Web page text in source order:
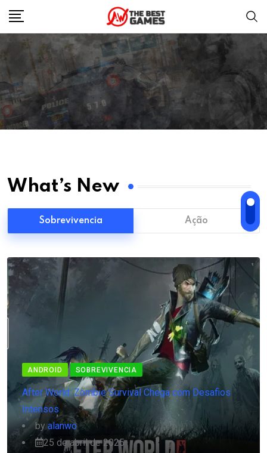
What’s New
Sobrevivencia Ação
ANDROID SOBREVIVENCIA
After World: Zombie Survival Chega com Desafios
Intensos
by alanwo
25 de abril de 2025